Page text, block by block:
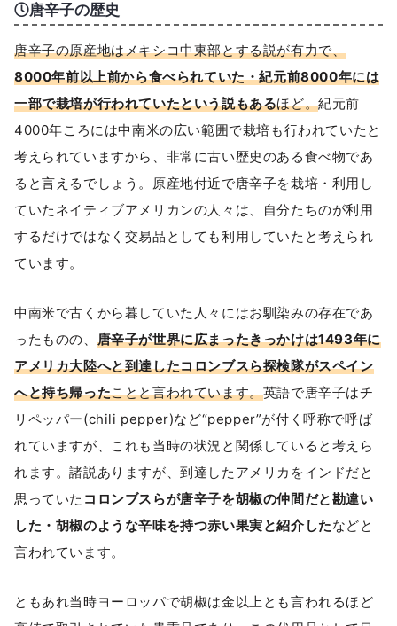
唐辛子の歴史
唐辛子の原産地はメキシコ中東部とする説が有力で、
8000年前以上前から食べられていた・紀元前8000年には
一部で栽培が行われていたという説もあるほど。紀元前
4000年ころには中南米の広い範囲で栽培も行われていたと
考えられていますから、非常に古い歴史のある食べ物であ
ると言えるでしょう。原産地付近で唐辛子を栽培・利用し
ていたネイティブアメリカンの人々は、自分たちのが利用
するだけではなく交易品としても利用していたと考えられ
ています。
中南米で古くから暮していた人々にはお馴染みの存在であ
ったものの、 唐辛子が世界に広まったきっかけは1493年に
アメリカ大陸へと到達したコロンブスら探検隊がスペイン
へと持ち帰ったことと言われています。英語で唐辛子はチ
リペッパー(chili pepper)など“pepper”が付く呼称で呼ば
れていますが、これも当時の状況と関係していると考えら
れます。諸説ありますが、到達したアメリカをインドだと
思っていた コロンブスらが唐辛子を胡椒の仲間だと勘違い
した・胡椒のような辛味を持つ赤い果実と紹介したなどと
言われています。
ともあれ当時ヨーロッパで胡椒は金以上とも言われるほど